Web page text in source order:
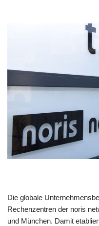
Die globale
Rechenzentren der noris
und München. Damit